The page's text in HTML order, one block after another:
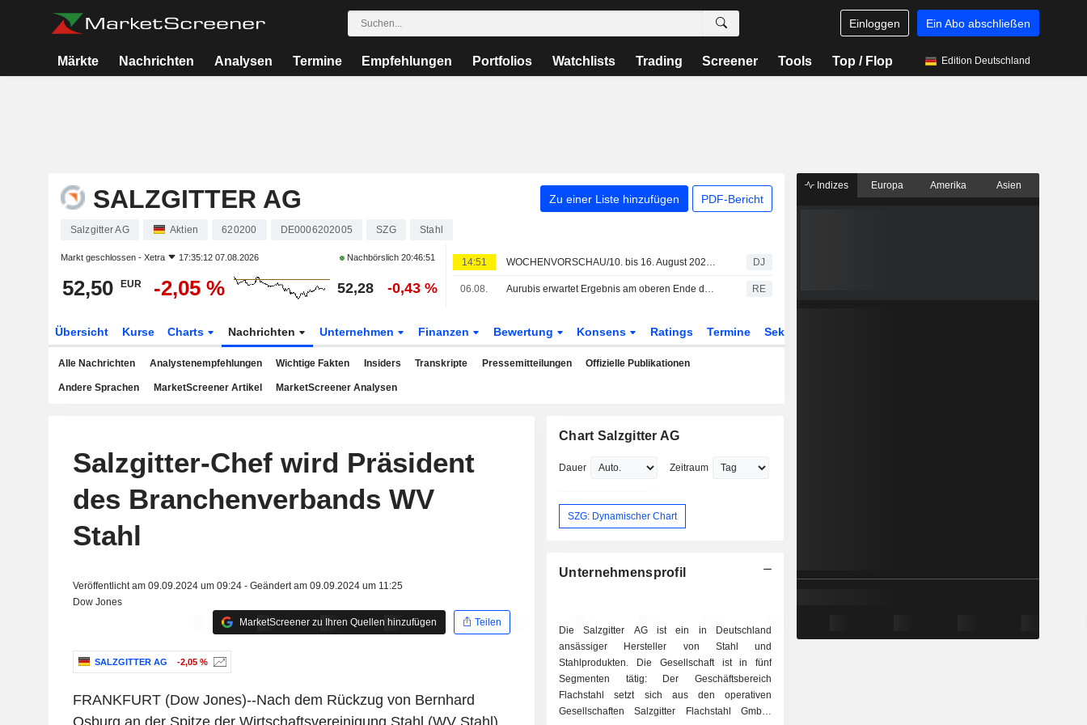
Einloggen Ein Abo abschließen
Märkte Nachrichten Analysen Termine Empfehlungen Portfolios Watchlists Trading Screener Tools Top / Flop Edition Deutschland
SALZGITTER AG Zu einer Liste hinzufügen PDF-Bericht
Salzgitter AG Aktien 620200 DE0006202005 SZG Stahl
Markt geschlossen - Xetra 17:35:12 07.08.2026 Nachbörslich 20:46:51
52,50 EUR -2,05 % 52,28 -0,43 %
14:51 WOCHENVORSCHAU/10. bis 16. August 2026 (33. KW) DJ
06.08. Aurubis erwartet Ergebnis am oberen Ende der Prognosespanne - Enttäuschung über ausbleibende Anhebung RE
Übersicht Kurse Charts Nachrichten Unternehmen Finanzen Bewertung Konsens Ratings Termine Sektor
Alle Nachrichten Analystenempfehlungen Wichtige Fakten Insiders Transkripte Pressemitteilungen Offizielle Publikationen
Andere Sprachen MarketScreener Artikel MarketScreener Analysen
Salzgitter-Chef wird Präsident
des Branchenverbands WV
Stahl
Veröffentlicht am 09.09.2024 um 09:24 - Geändert am 09.09.2024 um 11:25
Dow Jones
MarketScreener zu Ihren Quellen hinzufügen
Teilen
SALZGITTER AG -2,05 %
FRANKFURT (Dow Jones)--Nach dem Rückzug von Bernhard
Chart Salzgitter AG
Dauer Zeitraum
SZG: Dynamischer Chart
Unternehmensprofil
Die Salzgitter AG ist ein in Deutschland
ansässiger Hersteller von Stahl und
Stahlprodukten. Die Gesellschaft ist in fünf
Segmenten tätig: Der Geschäftsbereich
Flachstahl setzt sich aus den operativen
Gesellschaften Salzgitter Flachstahl GmbH,
Indizes Europa Amerika Asien